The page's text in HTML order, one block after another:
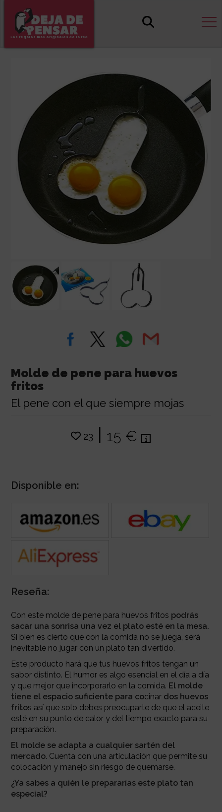
Los regalos más originales de la red
Molde de pene para huevos
fritos
El pene con el que siempre mojas
23 | 15 €
Disponible en:
Reseña:
Con este molde de pene para huevos fritos podrás
sacar una sonrisa una vez el plato esté en la mesa.
Si bien es cierto que con la comida no se juega, será
inevitable no jugar con un plato tan divertido.
Este producto hará que tus huevos fritos tengan un
sabor distinto. El humor es algo esencial en el día a día
y que mejor que incorporarlo en la comida. El molde
tiene el espacio suficiente para cocinar dos huevos
fritos así que solo debes preocuparte de que el aceite
esté en su punto de calor y del tiempo exacto para su
preparación.
El molde se adapta a cualquier sartén del
mercado. Cuenta con una articulación que permite su
colocación y manejo sin riesgo de quemarse.
¿Ya sabes a quién le prepararías este plato tan
especial?